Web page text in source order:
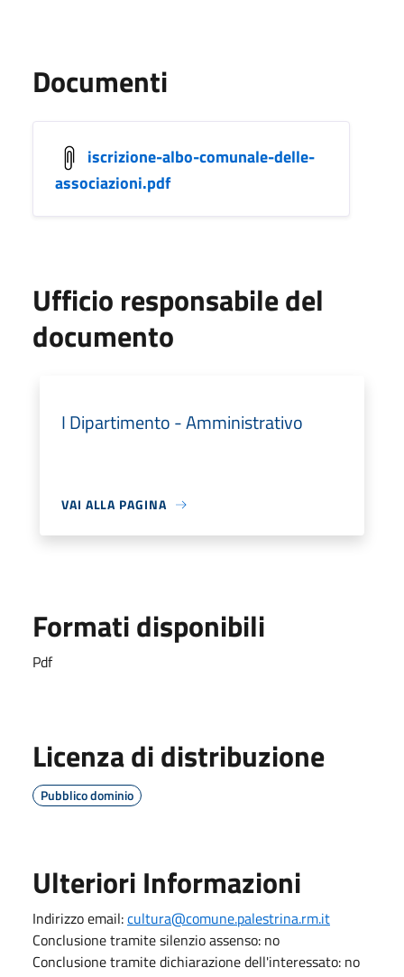
Documenti
iscrizione-albo-comunale-delle-
associazioni.pdf
Ufficio responsabile del
documento
I Dipartimento - Amministrativo
VAI ALLA PAGINA
Formati disponibili
Pdf
Licenza di distribuzione
Pubblico dominio
Ulteriori Informazioni
Indirizzo email:cultura@comune.palestrina.rm.it
Conclusione tramite silenzio assenso: no
Conclusione tramite dichiarazione dell'interessato: no